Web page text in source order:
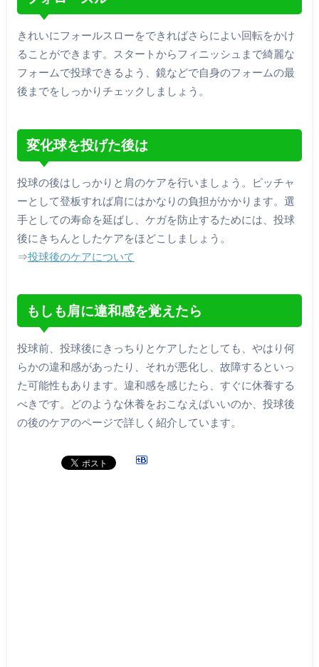
きれいにフォールスローをできればさらによい回転をかけ
ることができます。スタートからフィニッシュまで綺麗な
フォームで投球できるよう、鏡などで自身のフォームの最
後までをしっかりチェックしましょう。
変化球を投げた後は
投球の後はしっかりと肩のケアを行いましょう。ピッチャ
ーとして登板すれば肩にはかなりの負担がかかります。選
手としての寿命を延ばし、ケガを防止するためには、投球
後にきちんとしたケアをほどこしましょう。
⇒投球後のケアについて
もしも肩に違和感を覚えたら
投球前、投球後にきっちりとケアしたとしても、やはり何
らかの違和感があったり、それが悪化し、故障するといっ
た可能性もあります。違和感を感じたら、すぐに休養する
べきです。どのような休養をおこなえばいいのか、投球後
の後のケアのページで詳しく紹介しています。